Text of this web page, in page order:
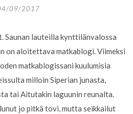
09/2017
Saunan lauteilla kynttilänvalossa
on aloitettava matkablogi. Viimeksi
matkablogissani kuulumisia
milloin Siperian junasta,
tai Aitutakin laguunin reunalta.
jo pitkä tovi, mutta seikkailut